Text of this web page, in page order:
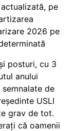
pe
2026 pe
posturi, cu 3
anului
de
USLI
grav de tot.
că oamenii